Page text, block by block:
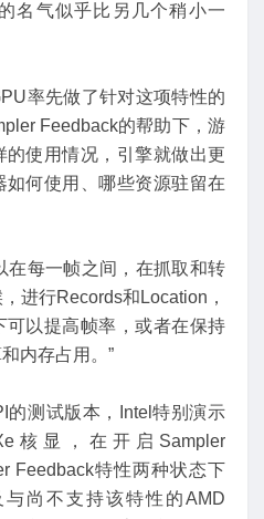
名气似乎比另几个稍小一
率先做了针对这项特性的
Feedback的帮助下，游
使用情况，引擎就做出更
何使用、哪些资源驻留在
在每一帧之间，在抓取和转
进行Records和Location，
以提高帧率，或者在保持
内存占用。”
的测试版本，Intel特别演示
核显，在开启Sampler
Feedback特性两种状态下
尚不支持该特性的AMD